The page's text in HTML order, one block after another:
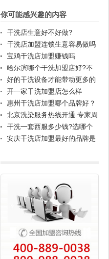
你可能感兴趣的内容
干洗店生意好不好做?
干洗店加盟连锁生意容易做吗
宝鸡干洗店加盟赚钱吗
哈尔滨哪个干洗加盟店好?不
知道哪个品牌比较好
好的干洗设备才能带动更多的
干洗店利润
开一家干洗加盟店怎么样
惠州干洗店加盟哪个品牌好？
北京洗染服务热线开通 专家周
末值守
干洗一套西服多少钱?选哪个
店清洗好点
安庆干洗店加盟最好的品牌是